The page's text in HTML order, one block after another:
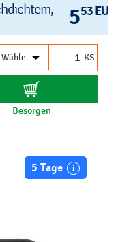
553 EUR
KS
Besorgen
5 Tage